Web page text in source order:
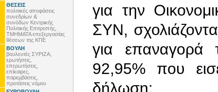
ΘΕΣΕΙΣ
πολιτικές αποφάσεις
συνεδρίων &
συνόδων Κεντρικής
Πολιτικής Επιτροπής,
ΤΜΗΜΑΤΑ επεξεργασίας
θέσεων της ΚΠΕ
ΒΟΥΛΗ
βουλευτές ΣΥΡΙΖΑ,
ερωτήσεις,
επερωτήσεις,
επίκαιρες,
παρεμβάσεις,
προτάσεις νόμου
για την
ΣΥΝ,
για επαναγορά
92,95% που
δήλωση: